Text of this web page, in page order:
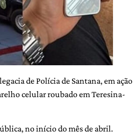
de Polícia de Santana, em ação
celular roubado em Teresina-
no início do mês de abril.